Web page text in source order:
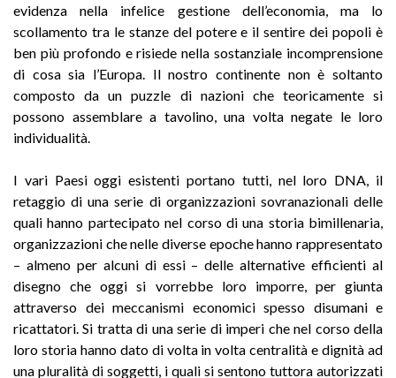
evidenza nella infelice gestione dell’economia, ma lo
scollamento tra le stanze del potere e il sentire dei popoli è
ben più profondo e risiede nella sostanziale incomprensione
di cosa sia l’Europa. Il nostro continente non è soltanto
composto da un puzzle di nazioni che teoricamente si
possono assemblare a tavolino, una volta negate le loro
individualità.
I vari Paesi oggi esistenti portano tutti, nel loro DNA, il
retaggio di una serie di organizzazioni sovranazionali delle
quali hanno partecipato nel corso di una storia bimillenaria,
organizzazioni che nelle diverse epoche hanno rappresentato
– almeno per alcuni di essi – delle alternative efficienti al
disegno che oggi si vorrebbe loro imporre, per giunta
attraverso dei meccanismi economici spesso disumani e
ricattatori. Si tratta di una serie di imperi che nel corso della
loro storia hanno dato di volta in volta centralità e dignità ad
una pluralità di soggetti, i quali si sentono tuttora autorizzati